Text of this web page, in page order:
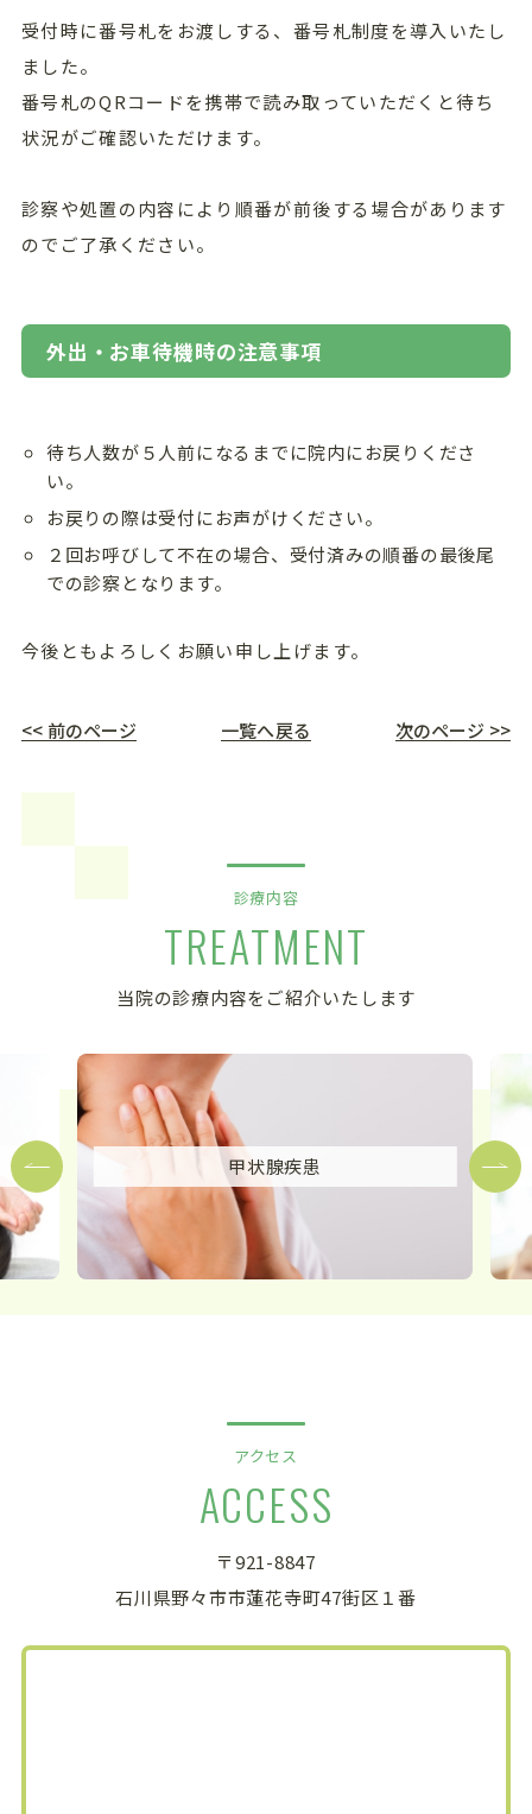
受付時に番号札をお渡しする、番号札制度を導入いたし
ました。
番号札のQRコードを携帯で読み取っていただくと待ち
状況がご確認いただけます。
診察や処置の内容により順番が前後する場合があります
のでご了承ください。
外出・お車待機時の注意事項
待ち人数が５人前になるまでに院内にお戻りくださ
い。
お戻りの際は受付にお声がけください。
２回お呼びして不在の場合、受付済みの順番の最後尾
での診察となります。
今後ともよろしくお願い申し上げます。
<< 前のページ 一覧へ戻る 次のページ >>
診療内容
TREATMENT
当院の診療内容をご紹介いたします
甲状腺疾患
アクセス
ACCESS
〒921-8847
石川県野々市市蓮花寺町47街区１番